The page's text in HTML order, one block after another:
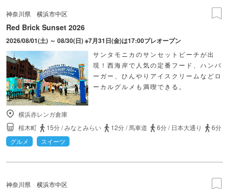
神奈川県 横浜市中区
Red Brick Sunset 2026
2026/08/01(土) ～ 08/30(日) ※7月31日(金)は17:00プレオープン
サンタモニカのサンセットビーチが出
現！西海岸で人気の定番フード、ハンバ
ーガー、ひんやりアイスクリームなどロ
ーカルグルメも満喫できる。
横浜赤レンガ倉庫
桜木町
15分/みなとみらい 12分/馬車道 6分/ 日本大通り
6分
グルメ
スイーツ
神奈川県 横浜市中区